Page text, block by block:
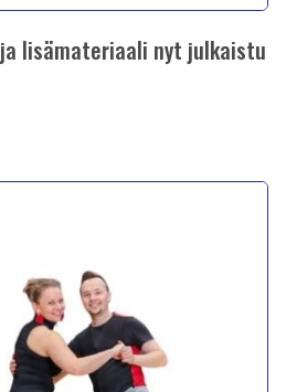
lisämateriaali nyt julkaistu